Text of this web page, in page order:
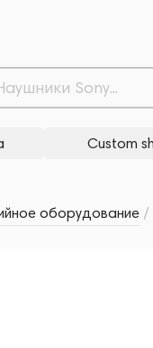
Custom
оборудование /
Сопутствующие